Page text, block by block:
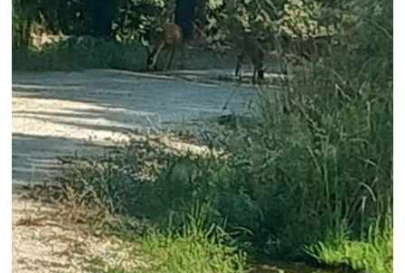
Search
for:
Ο.ΦΥ.ΠΕ.Κ.Α.
Νέα – Δημοσιότητα
Άξονες δράσης
Μ.Δ.Π.Π.